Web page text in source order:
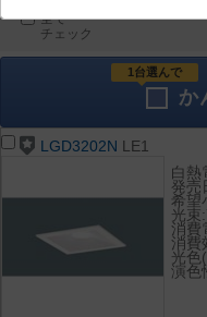
全て
チェック
1台選んで
か
LGD3202N LE1
白熱
発売
希望
光束
消費
消費
光色
演色